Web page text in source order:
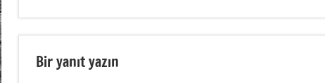
Bir yanıt yazın